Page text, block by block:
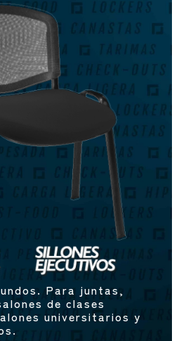
Para juntas,
de clases
universitarios y